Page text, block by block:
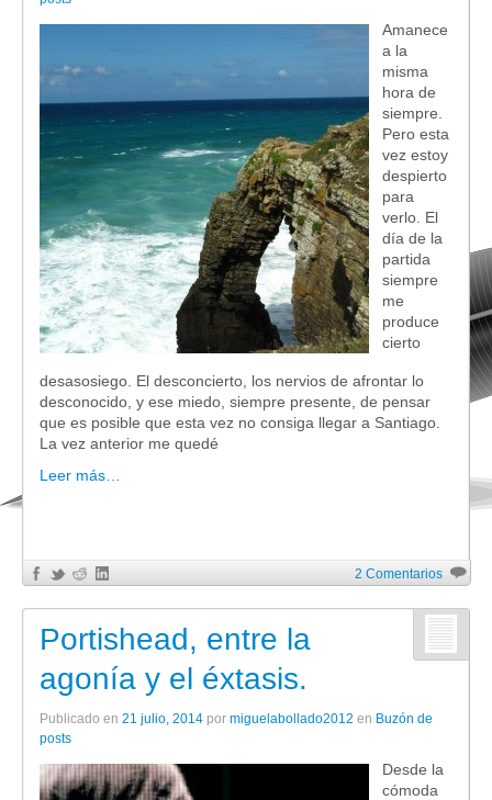
Amanece
a la
misma
hora de
siempre.
Pero esta
vez estoy
despierto
para
verlo. El
día de la
partida
siempre
me
produce
cierto
desasosiego. El desconcierto, los nervios de afrontar lo
desconocido, y ese miedo, siempre presente, de pensar
que es posible que esta vez no consiga llegar a Santiago.
La vez anterior me quedé
Leer más…
2 Comentarios
Portishead, entre la
agonía y el éxtasis.
Publicado en 21 julio, 2014 por miguelabollado2012 en Buzón de
posts
Desde la
cómoda